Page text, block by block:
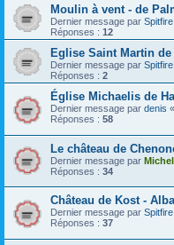
Moulin à vent - de
Dernier message par
Réponses : 12
Eglise Saint Martin de
Dernier message par
Réponses : 2
Église Michaelis de
Dernier message par denis «
Réponses : 58
Le château de
Dernier message par
Réponses : 34
Château de Kost -
Dernier message par
Réponses : 37